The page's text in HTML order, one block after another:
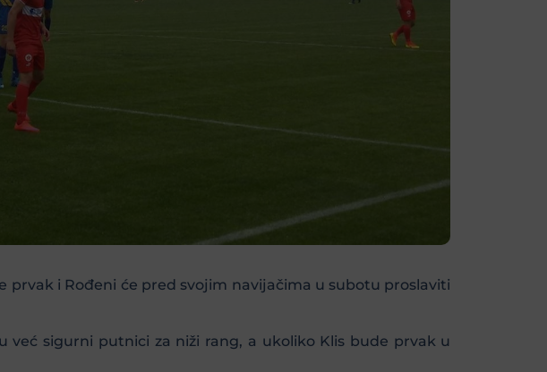
prvak i Rođeni će pred svojim navijačima u subotu proslaviti
već sigurni putnici za niži rang, a ukoliko Klis bude prvak u